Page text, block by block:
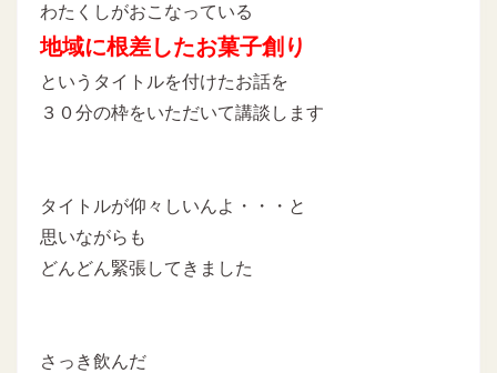
わたくしがおこなっている
地域に根差したお菓子創り
というタイトルを付けたお話を
３０分の枠をいただいて講談します
タイトルが仰々しいんよ・・・と
思いながらも
どんどん緊張してきました
さっき飲んだ